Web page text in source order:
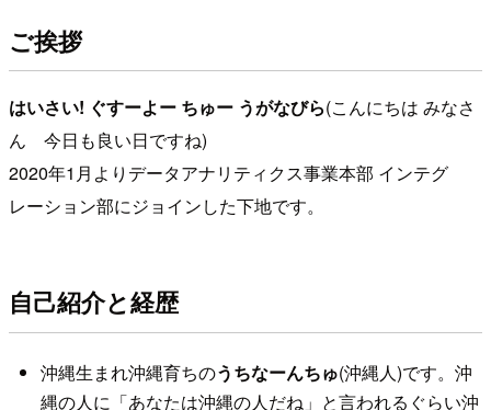
ご挨拶
はいさい! ぐすーよー ちゅー うがなびら(こんにちは みなさ
ん 今日も良い日ですね)
2020年1月よりデータアナリティクス事業本部 インテグ
レーション部にジョインした下地です。
自己紹介と経歴
沖縄生まれ沖縄育ちのうちなーんちゅ(沖縄人)です。沖
縄の人に「あなたは沖縄の人だね」と言われるぐらい沖